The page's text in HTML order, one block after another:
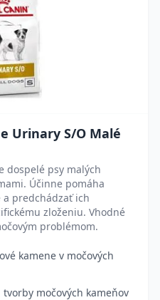
Urinary S/O Malé
dospelé psy malých
Účinne pomáha
predchádzať ich
zloženiu. Vhodné
problémom.
kamene v močových
močových kameňov